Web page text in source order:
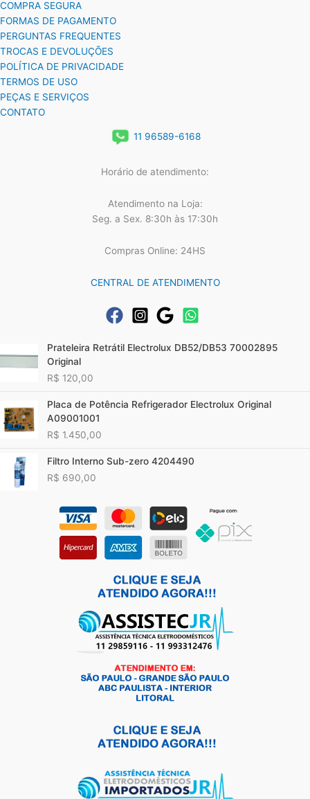
COMPRA SEGURA
FORMAS DE PAGAMENTO
PERGUNTAS FREQUENTES
TROCAS E DEVOLUÇÕES
POLÍTICA DE PRIVACIDADE
TERMOS DE USO
PEÇAS E SERVIÇOS
CONTATO
11 96589-6168
Horário de atendimento:
Atendimento na Loja:
Seg. a Sex. 8:30h às 17:30h
Compras Online: 24HS
CENTRAL DE ATENDIMENTO
Prateleira Retrátil Electrolux DB52/DB53 70002895
Original
R$ 120,00
Placa de Potência Refrigerador Electrolux Original
A09001001
R$ 1.450,00
Filtro Interno Sub-zero 4204490
R$ 690,00